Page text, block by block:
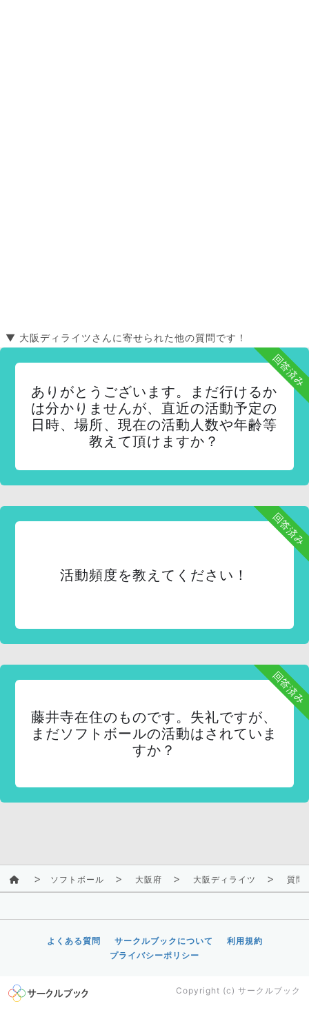
▼ 大阪ディライツさんに寄せられた他の質問です！
回答済み
ありがとうございます。まだ行けるか
は分かりませんが、直近の活動予定の
日時、場所、現在の活動人数や年齢等
教えて頂けますか？
回答済み
活動頻度を教えてください！
回答済み
藤井寺在住のものです。失礼ですが、
まだソフトボールの活動はされていま
すか？
ソフトボール 大阪府 大阪ディライツ 質問
よくある質問 サークルブックについて
利用規約
プライバシーポリシー
Copyright (c) サークルブック